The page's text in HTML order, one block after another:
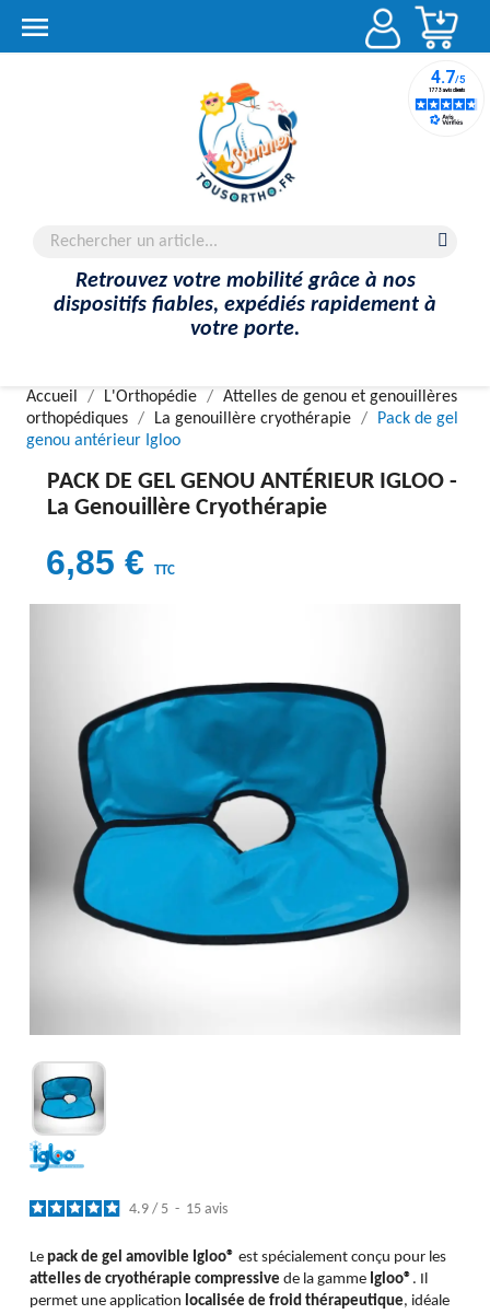

Retrouvez votre mobilité grâce à nos
dispositifs fiables, expédiés rapidement à
votre porte.
Accueil L'Orthopédie
Attelles de genou et genouillères
orthopédiques
La genouillère cryothérapie
Pack de gel
genou antérieur Igloo
PACK DE GEL GENOU ANTÉRIEUR IGLOO -
La Genouillère Cryothérapie
6,85 € TTC
4.9 / 5 - 15 avis
Le pack de gel amovible Igloo® est spécialement conçu pour les
attelles de cryothérapie compressive de la gamme Igloo® . Il
permet une application localisée de froid thérapeutique, idéale